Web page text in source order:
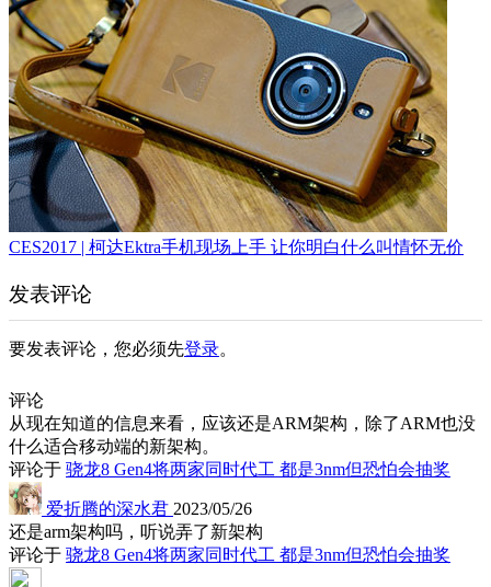
CES2017 | 柯达Ektra手机现场上手 让你明白什么叫情怀无价
发表评论
要发表评论，您必须先登录。
评论
从现在知道的信息来看，应该还是ARM架构，除了ARM也没
什么适合移动端的新架构。
评论于 骁龙8 Gen4将两家同时代工 都是3nm但恐怕会抽奖
爱折腾的深水君 2023/05/26
还是arm架构吗，听说弄了新架构
评论于 骁龙8 Gen4将两家同时代工 都是3nm但恐怕会抽奖